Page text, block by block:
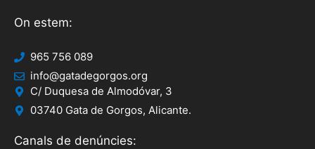
On estem:
965 756 089
info@gatadegorgos.org
C/ Duquesa de Almodóvar, 3
03740 Gata de Gorgos, Alicante.
Canals de denúncies: